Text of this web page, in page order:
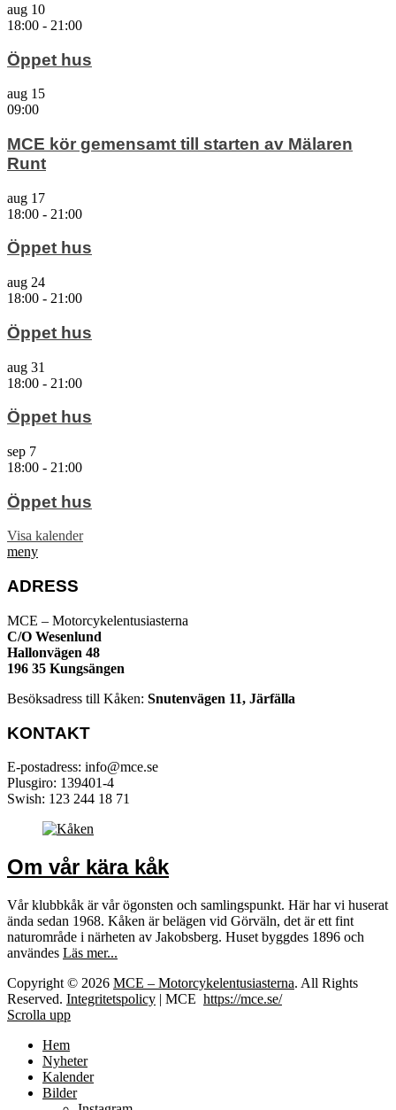
aug 10
18:00 - 21:00
Öppet hus
aug 15
09:00
MCE kör gemensamt till starten av Mälaren
Runt
aug 17
18:00 - 21:00
Öppet hus
aug 24
18:00 - 21:00
Öppet hus
aug 31
18:00 - 21:00
Öppet hus
sep 7
18:00 - 21:00
Öppet hus
Visa kalender
meny
ADRESS
MCE – Motorcykelentusiasterna
C/O Wesenlund
Hallonvägen 48
196 35 Kungsängen
Besöksadress till Kåken: Snutenvägen 11, Järfälla
KONTAKT
E-postadress: info@mce.se
Plusgiro: 139401-4
Swish: 123 244 18 71
Om vår kära kåk
Vår klubbkåk är vår ögonsten och samlingspunkt. Här har vi huserat
ända sedan 1968. Kåken är belägen vid Görväln, det är ett fint
naturområde i närheten av Jakobsberg. Huset byggdes 1896 och
användes Läs mer...
Copyright © 2026 MCE – Motorcykelentusiasterna. All Rights
Reserved. Integritetspolicy | MCE https://mce.se/
Scrolla upp
Hem
Nyheter
Kalender
Bilder